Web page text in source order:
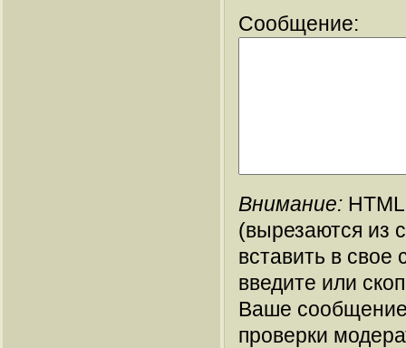
Сообщение:
Внимание:
(вырезаются из
вставить в
введите или
Ваше
проверки